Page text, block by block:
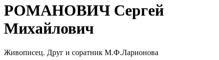
РОМАНОВИЧ Сергей
Михайлович
Живописец. Друг и соратник М.Ф.Ларионова